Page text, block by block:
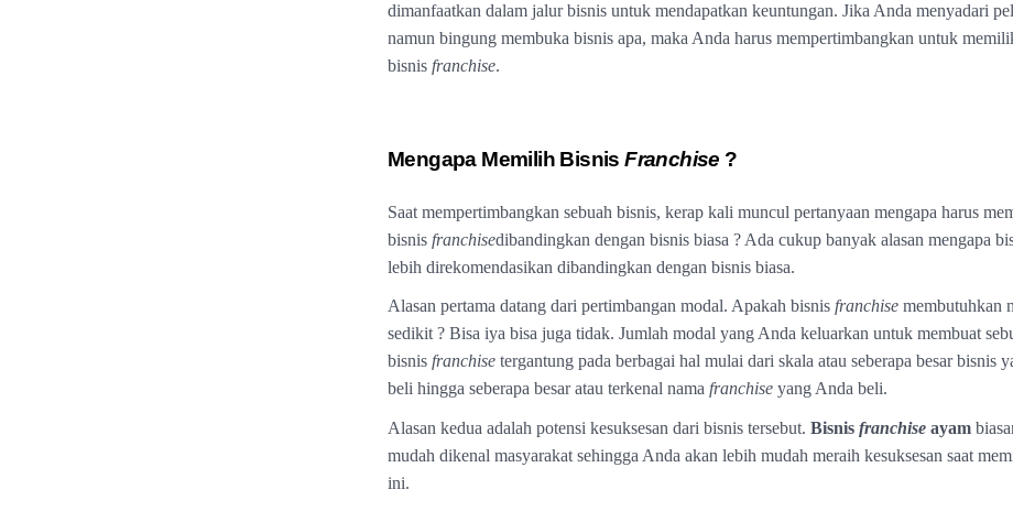
dimanfaatkan dalam jalur bisnis untuk mendapatkan keuntungan. Jika Anda menyadari
namun bingung membuka bisnis apa, maka Anda harus mempertimbangkan untuk
bisnis franchise.
Mengapa Memilih BisnisFranchise ?
Saat mempertimbangkan sebuah bisnis, kerap kali muncul pertanyaan mengapa harus
bisnis franchisedibandingkan dengan bisnis biasa ? Ada cukup banyak alasan mengapa
lebih direkomendasikan dibandingkan dengan bisnis biasa.
Alasan pertama datang dari pertimbangan modal. Apakah bisnis franchise membutuhkan
sedikit ? Bisa iya bisa juga tidak. Jumlah modal yang Anda keluarkan untuk membuat
bisnis franchise tergantung pada berbagai hal mulai dari skala atau seberapa besar bisnis
beli hingga seberapa besar atau terkenal nama franchise yang Anda beli.
Alasan kedua adalah potensi kesuksesan dari bisnis tersebut. Bisnis franchise ayam
mudah dikenal masyarakat sehingga Anda akan lebih mudah meraih kesuksesan saat
ini.